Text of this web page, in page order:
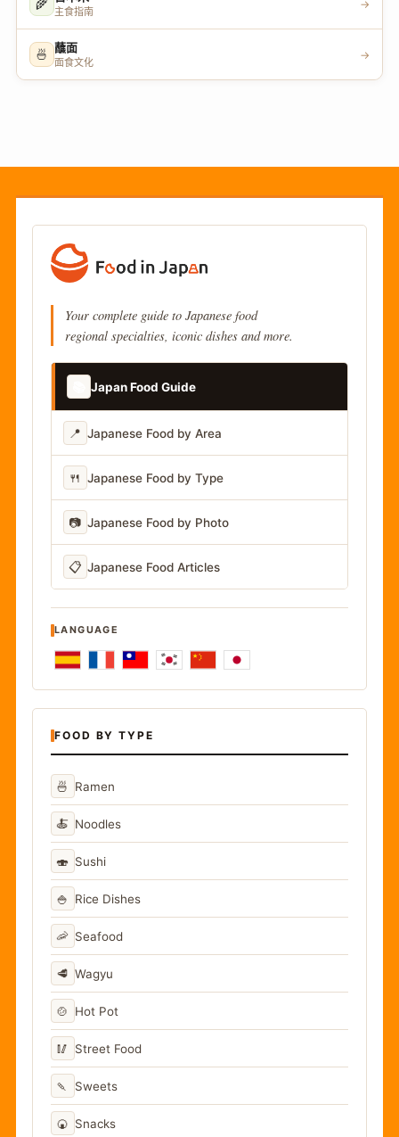
🌾
主食指南
→
🍜 蘸面
面食文化
→
Your complete guide to Japanese food
regional specialties, iconic dishes and more.
Japan Food Guide
📍 Japanese Food by Area
🍴 Japanese Food by Type
📷 Japanese Food by Photo
📋 Japanese Food Articles
LANGUAGE
FOOD BY TYPE
🍜 Ramen
🍝 Noodles
🍣 Sushi
🍚 Rice Dishes
🦐 Seafood
🥩 Wagyu
🍲 Hot Pot
🥢 Street Food
🍡 Sweets
🍘 Snacks